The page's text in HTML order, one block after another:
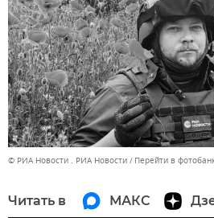
© РИА Новости . РИА Новости Перейти в
Читать в МАКС